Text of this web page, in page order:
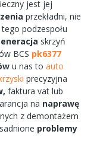
jest jej
przekładni, nie
tego podzespołu
skrzyń
BCS pk6377
u nas to auto
precyzyjna
faktura vat lub
na naprawę
z demontażem
problemy